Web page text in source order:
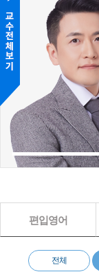
화
편입영어
전체